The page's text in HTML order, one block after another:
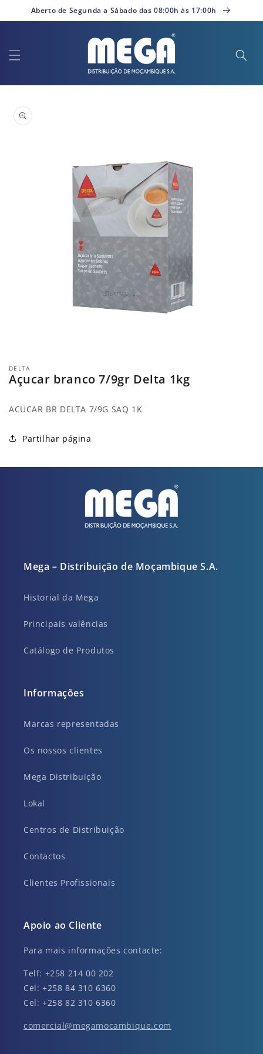
para o
conteúdo
Aberto de Segunda a Sábado das 08:00h às 17:00h
informação
multimédia
1
em
DELTA
Açucar branco 7/9gr Delta 1kg
ACUCAR BR DELTA 7/9G SAQ 1K
Partilhar página
Mega – Distribuição de Moçambique S.A.
Historial da Mega
Principais valências
Catálogo de Produtos
Informações
Marcas representadas
Os nossos clientes
Mega Distribuição
Lokal
Centros de Distribuição
Contactos
Clientes Profissionais
Apoio ao Cliente
Para mais informações contacte:
Telf: +258 214 00 202
Cel: +258 84 310 6360
Cel: +258 82 310 6360
comercial@megamocambique.com